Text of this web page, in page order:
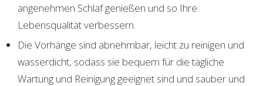
angenehmen Schlaf genießen und so Ihre
Lebensqualität verbessern.
Die Vorhänge sind abnehmbar, leicht zu reinigen und
wasserdicht, sodass sie bequem für die tägliche
Wartung und Reinigung geeignet sind und sauber und